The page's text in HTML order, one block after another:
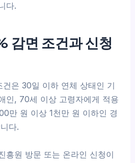
다.
감면 조건과 신청
은 30일 이하 연체 상태인 기
인, 70세 이상 고령자에게 적용
만 원 이상 1천만 원 이하인 경
다.
흥원 방문 또는 온라인 신청이